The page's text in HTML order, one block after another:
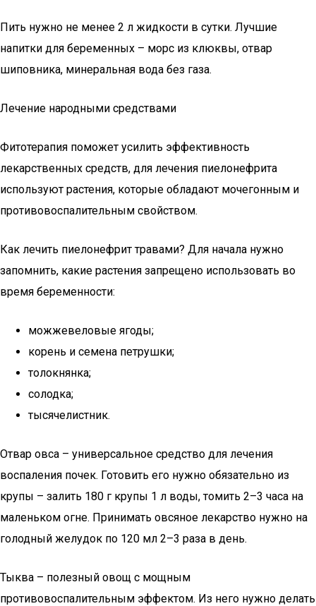
Пить нужно не менее 2 л жидкости в сутки. Лучшие
напитки для беременных – морс из клюквы, отвар
шиповника, минеральная вода без газа.
Лечение народными средствами
Фитотерапия поможет усилить эффективность
лекарственных средств, для лечения пиелонефрита
используют растения, которые обладают мочегонным и
противовоспалительным свойством.
Как лечить пиелонефрит травами? Для начала нужно
запомнить, какие растения запрещено использовать во
время беременности:
можжевеловые ягоды;
корень и семена петрушки;
толокнянка;
солодка;
тысячелистник.
Отвар овса – универсальное средство для лечения
воспаления почек. Готовить его нужно обязательно из
крупы – залить 180 г крупы 1 л воды, томить 2–3 часа на
маленьком огне. Принимать овсяное лекарство нужно на
голодный желудок по 120 мл 2–3 раза в день.
Тыква – полезный овощ с мощным
противовоспалительным эффектом. Из него нужно делать